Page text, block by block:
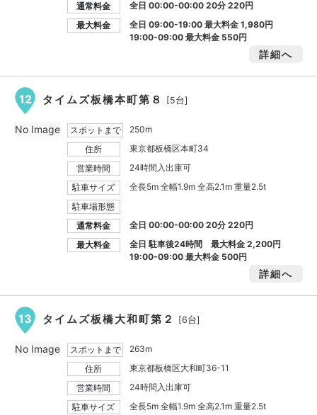
通常料金
全日 00:00-00:00 20分 220円
最大料金
全日 09:00-19:00 最大料金1,980円
19:00-09:00 最大料金 550円
詳細へ
12 タイムズ板橋本町第８ [5台]
スポットまで
250m
住所
東京都板橋区本町34
営業時間
24時間入出庫可
駐車サイズ
全長5m 全幅1.9m 全高2.1m 重量2.5t
駐車場形態
通常料金
全日 00:00-00:00 20分 220円
最大料金
全日 駐車後24時間 最大料金2,200円
19:00-09:00 最大料金 500円
詳細へ
No Image
13 タイムズ板橋大和町第２ [6台]
スポットまで
263m
住所
東京都板橋区大和町36-11
営業時間
24時間入出庫可
駐車サイズ
全長5m 全幅1.9m 全高2.1m 重量2.5t
No Image